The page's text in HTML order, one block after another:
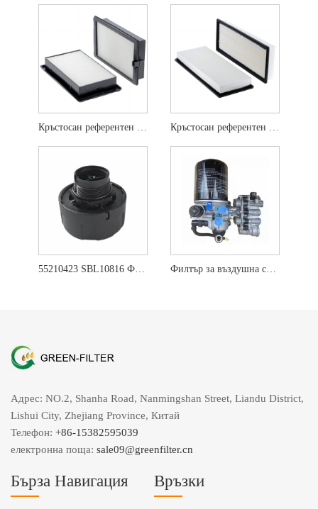
Кръстосан референтен въздушен филтър 4643580 Кръстосан референтен въздушен филтър YA00022307
55210423 SBL10816 Филтър за въздух дишане за Перкинс Филтър за въздушна сушилня ZB4734 K043830 5801414923
Адрес: NO.2, Shanha Road, Nanmingshan Street, Liandu District,
Lishui City, Zhejiang Province, Китай
Телефон: +86-15382595039
електронна поща: sale09@greenfilter.cn
Бърза Навигация Връзки